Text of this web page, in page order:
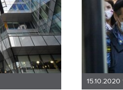
15.10.2020